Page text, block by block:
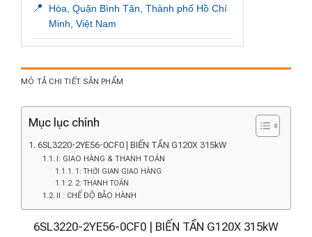
📍
Hòa, Quận Bình Tân, Thành phố Hồ Chí
Minh, Việt Nam
MÔ TẢ CHI TIẾT SẢN PHẨM
Mục lục chính
6SL3220-2YE56-0CF0 | BIẾN TẦN G120X 315kW
I: GIAO HÀNG & THANH TOÁN
1: THỜI GIAN GIAO HÀNG
2: THANH TOÁN
II : CHẾ ĐỘ BẢO HÀNH
6SL3220-2YE56-0CF0 | BIẾN TẦN G120X 315kW